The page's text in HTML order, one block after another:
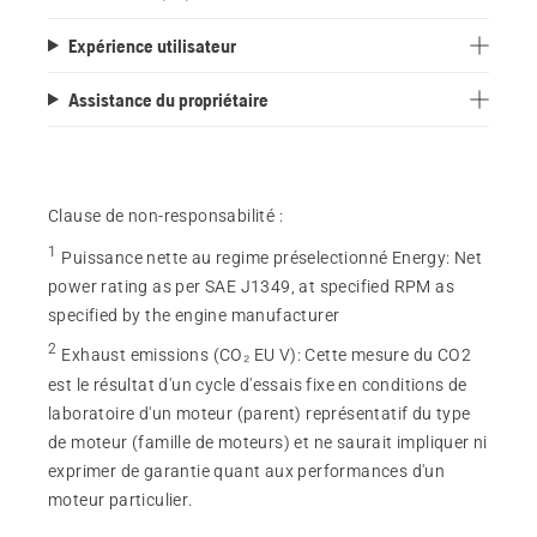
Expérience utilisateur
Assistance du propriétaire
Clause de non-responsabilité :
1 Puissance nette au regime préselectionné Energy: Net
power rating as per SAE J1349, at specified RPM as
specified by the engine manufacturer
2 Exhaust emissions (CO₂ EU V):Cette mesure du CO2
est le résultat d'un cycle d'essais fixe en conditions de
laboratoire d'un moteur (parent) représentatif du type
de moteur (famille de moteurs) et ne saurait impliquer ni
exprimer de garantie quant aux performances d'un
moteur particulier.